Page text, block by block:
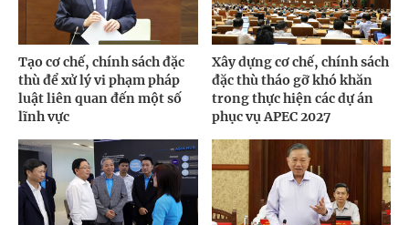
Tạo cơ chế, chính sách đặc
thù để xử lý vi phạm pháp
luật liên quan đến một số
lĩnh vực
Xây dựng cơ chế, chính sách
đặc thù tháo gỡ khó khăn
trong thực hiện các dự án
phục vụ APEC 2027